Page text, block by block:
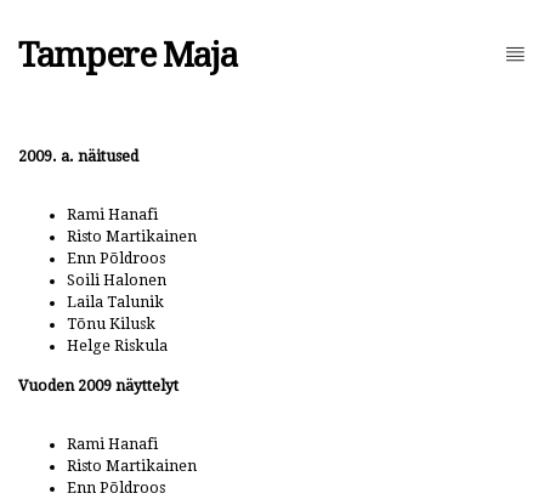
Tampere Maja
2009. a. näitused
Rami Hanafi
Risto Martikainen
Enn Põldroos
Soili Halonen
Laila Talunik
Tõnu Kilusk
Helge Riskula
Vuoden 2009 näyttelyt
Rami Hanafi
Risto Martikainen
Enn Põldroos